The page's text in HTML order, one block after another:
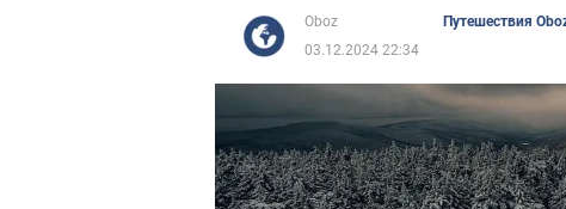
Oboz
Путешествия
03.12.2024 22:34